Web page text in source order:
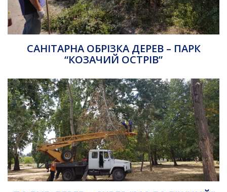
САНІТАРНА ОБРІЗКА ДЕРЕВ – ПАРК
“КОЗАЧИЙ ОСТРІВ”